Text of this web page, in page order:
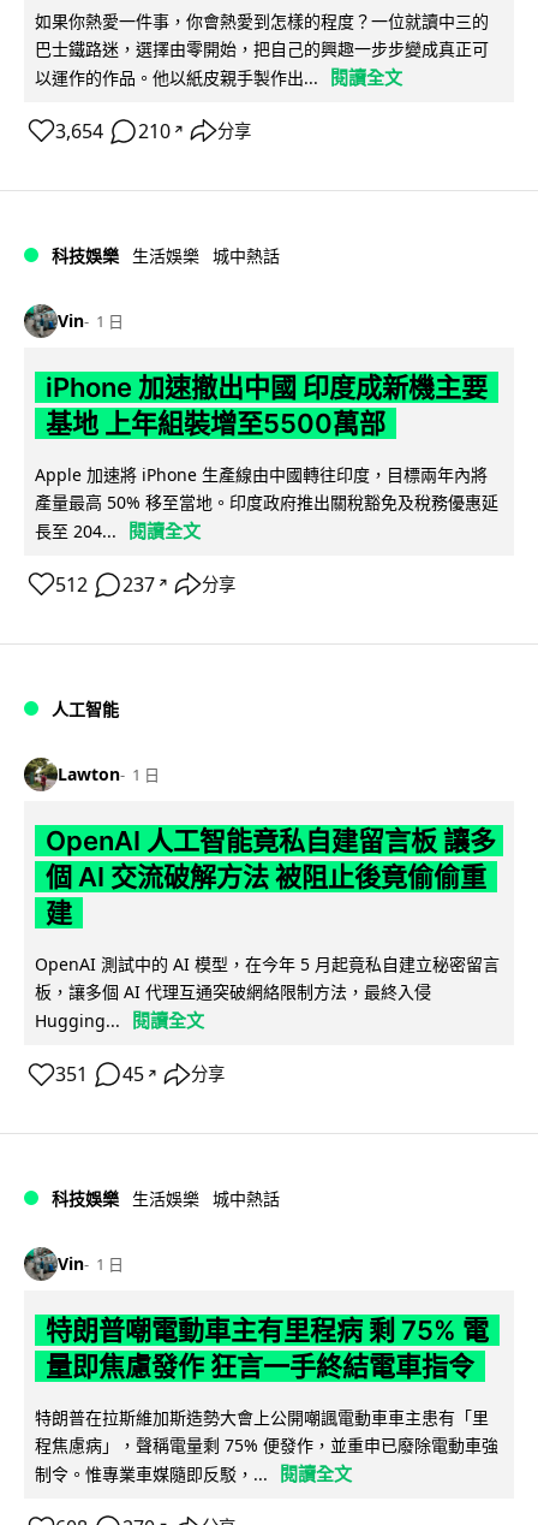
如果你熱愛一件事，你會熱愛到怎樣的程度？一位就讀中三的
巴士鐵路迷，選擇由零開始，把自己的興趣一步步變成真正可
以運作的作品。他以紙皮親手製作出...
閱讀全文
3,654 210 ↗ 分享
科技娛樂 生活娛樂 城中熱話
Vin 1 日
iPhone 加速撤出中國 印度成新機主要
基地 上年組裝增至5500萬部
Apple 加速將 iPhone 生產線由中國轉往印度，目標兩年內將
產量最高 50% 移至當地。印度政府推出關稅豁免及稅務優惠延
長至 204...
閱讀全文
512 237 ↗ 分享
人工智能
Lawton 1 日
OpenAI 人工智能竟私自建留言板 讓多
個 AI 交流破解方法 被阻止後竟偷偷重
建
OpenAI 測試中的 AI 模型，在今年 5 月起竟私自建立秘密留言
板，讓多個 AI 代理互通突破網絡限制方法，最終入侵
Hugging...
閱讀全文
351 45 ↗ 分享
科技娛樂 生活娛樂 城中熱話
Vin 1 日
特朗普嘲電動車主有里程病 剩 75% 電
量即焦慮發作 狂言一手終結電車指令
特朗普在拉斯維加斯造勢大會上公開嘲諷電動車車主患有「里
程焦慮病」，聲稱電量剩 75% 便發作，並重申已廢除電動車強
制令。惟專業車媒隨即反駁，...
閱讀全文